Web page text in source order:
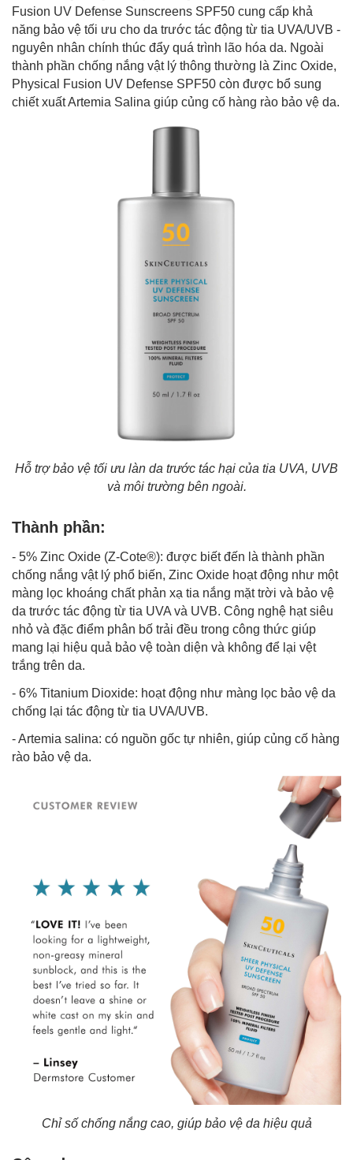
Fusion UV Defense Sunscreens SPF50 cung cấp khả
năng bảo vệ tối ưu cho da trước tác động từ tia UVA/UVB -
nguyên nhân chính thúc đẩy quá trình lão hóa da. Ngoài
thành phần chống nắng vật lý thông thường là Zinc Oxide,
Physical Fusion UV Defense SPF50 còn được bổ sung
chiết xuất Artemia Salina giúp củng cố hàng rào bảo vệ da.
Hỗ trợ bảo vệ tối ưu làn da trước tác hại của tia UVA, UVB
và môi trường bên ngoài.
Thành phần:
- 5% Zinc Oxide (Z-Cote®): được biết đến là thành phần
chống nắng vật lý phổ biến, Zinc Oxide hoạt động như một
màng lọc khoáng chất phản xạ tia nắng mặt trời và bảo vệ
da trước tác động từ tia UVA và UVB. Công nghệ hạt siêu
nhỏ và đặc điểm phân bố trải đều trong công thức giúp
mang lại hiệu quả bảo vệ toàn diện và không để lại vệt
trắng trên da.
- 6% Titanium Dioxide: hoạt động như màng lọc bảo vệ da
chống lại tác động từ tia UVA/UVB.
- Artemia salina: có nguồn gốc tự nhiên, giúp củng cố hàng
rào bảo vệ da.
Chỉ số chống nắng cao, giúp bảo vệ da hiệu quả